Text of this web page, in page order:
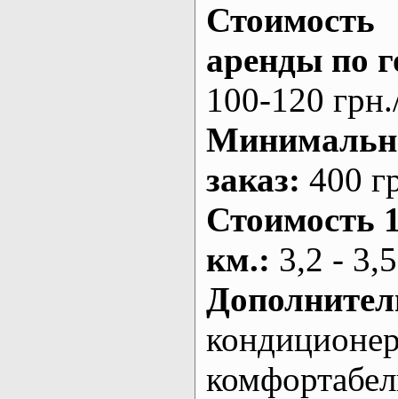
Стоимость
аренды по
100-120
заказ: 400
Стоимость
км.: 3,2 -